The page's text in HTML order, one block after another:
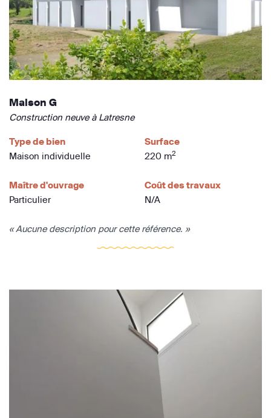
Maison G
Construction neuve à Latresne
Type de bien
Maison individuelle
Surface
220 m2
Maître d'ouvrage
Particulier
Coût des travaux
N/A
« Aucune description pour cette référence. »